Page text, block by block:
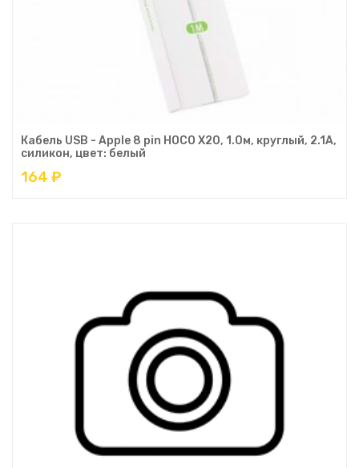
Кабель USB - Apple 8 pin HOCO X20, 1.0м, круглый, 2.1A,
силикон, цвет: белый
164 ₽